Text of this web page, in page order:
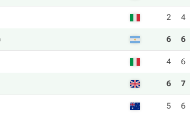
2 4
6 6
4 6
6 7
5 6